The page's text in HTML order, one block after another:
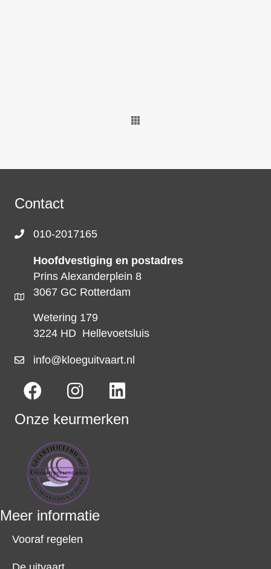
Contact
010-2017165
Hoofdvestiging en postadres
Prins Alexanderplein 8
3067 GC Rotterdam
Wetering 179
3224 HD Hellevoetsluis
info@kloeguitvaart.nl
Onze keurmerken
Meer informatie
Vooraf regelen